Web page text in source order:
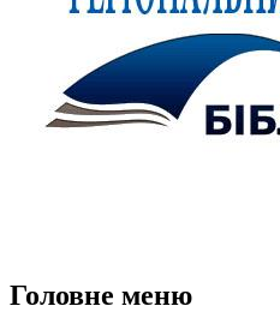
Головне меню